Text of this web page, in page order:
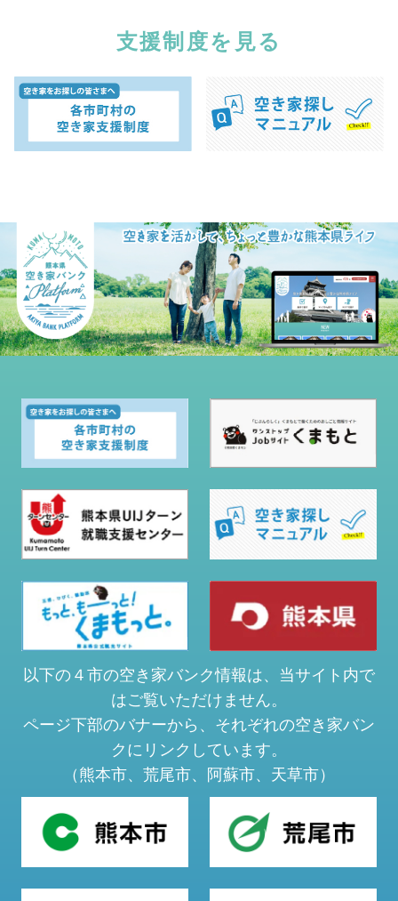
支援制度を見る
以下の４市の空き家バンク情報は、当サイト内で
はご覧いただけません。
ページ下部のバナーから、それぞれの空き家バン
クにリンクしています。
（熊本市、荒尾市、阿蘇市、天草市）